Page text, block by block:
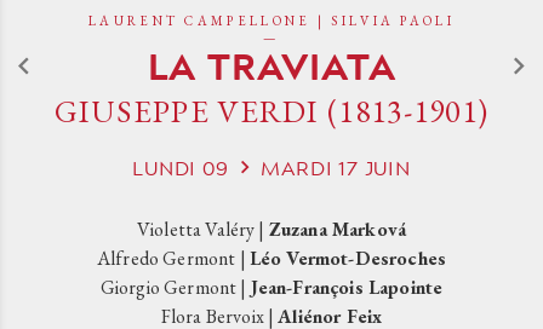
LAURENT CAMPELLONE | SILVIA PAOLI
LA TRAVIATA
GIUSEPPE VERDI (1813-1901)
LUNDI 09 MARDI17 JUIN
Violetta Valéry | Zuzana Marková
Alfredo Germont | Léo Vermot-Desroches
Giorgio Germont | Jean-François Lapointe
Flora Bervoix |Aliénor Feix